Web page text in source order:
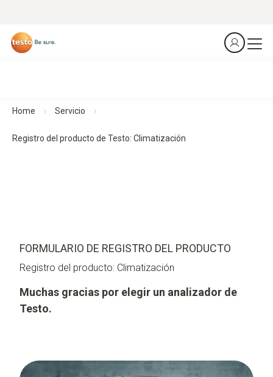
Home Servicio
Registro del producto de Testo: Climatización
FORMULARIO DE REGISTRO DEL PRODUCTO
Registro del producto: Climatización
Muchas gracias por elegir un analizador de
Testo.